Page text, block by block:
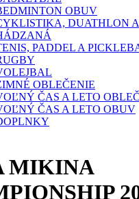
OBUV
DUATHLON
PADDEL A
OBLEČENIE
ČAS A LETO
ČAS A LETO OBUV
MIKINA